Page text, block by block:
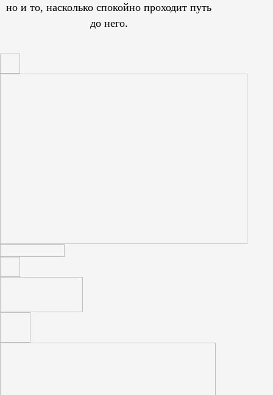
но и то, насколько спокойно проходит путь
до него.